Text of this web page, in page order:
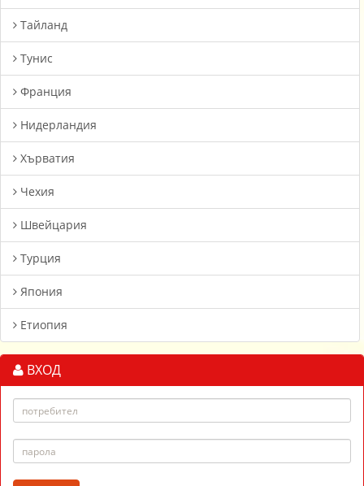
Тайланд
Тунис
Франция
Нидерландия
Хърватия
Чехия
Швейцария
Турция
Япония
Етиопия
ВХОД